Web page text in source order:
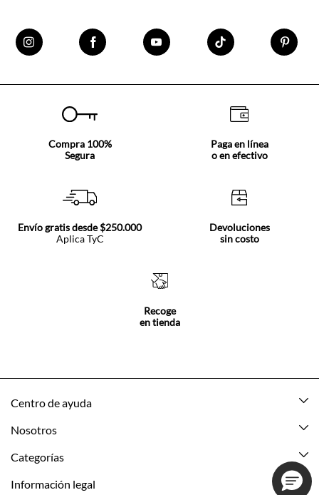
Compra 100%
Segura
Paga en línea
o en efectivo
Envío gratis desde $250.000
Aplica TyC
Devoluciones
sin costo
Recoge
en tienda
Centro de ayuda
Mis pedidos
Nosotros
Acerca de Tennis
Categorías
Nuevo
Información legal